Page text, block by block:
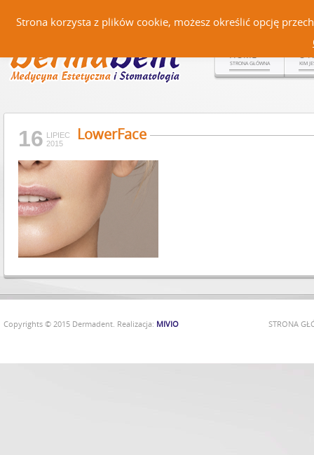
HOME
STRONA GŁÓWNA
O
KIM
16 LIPIEC
2015
LowerFace
STRONA
Copyrights © 2015 Dermadent. Realizacja: MIVIO
Strona korzysta z plików cookie, możesz określić opcję